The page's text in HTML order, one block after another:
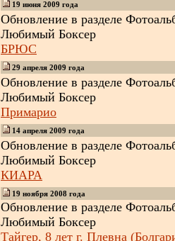
19 июня 2009 года
Обновление в разделе
Любимый Боксер
БРЮС
29 апреля 2009 года
Обновление в разделе
Любимый Боксер
Примарио
14 апреля 2009 года
Обновление в разделе
Любимый Боксер
КИАРА
19 ноября 2008 года
Обновление в разделе
Любимый Боксер
Тайгер, 8 лет г. Плевна